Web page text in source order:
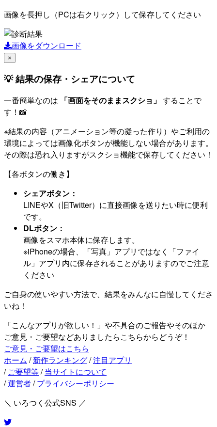
画像を長押し（PCは右クリック）して保存してください
画像をダウンロード
×
💡 結果の保存・シェアについて
一番簡単なのは 「画面をそのままスクショ」 することで
す！📸
※結果の内容（アニメーション等の凝った作り）やご利用の
環境によっては画像化ボタンが機能しない場合があります。
その際は恐れ入りますがスクショ機能で保存してください！
【各ボタンの働き】
シェアボタン：
LINEやX（旧Twitter）に直接画像を送りたい時に便利
です。
DLボタン：
画像をスマホ本体に保存します。
※iPhoneの場合、「写真」アプリではなく「ファイ
ル」アプリ内に保存されることがありますのでご注意
ください
ご自身の使いやすい方法で、結果をみんなに自慢してくださ
いね！
「こんなアプリが欲しい！」や不具合のご報告やそのほか
ご意見・ご要望などありましたらこちらからどうぞ！
ご意見・ご要望はこちら
ホーム / 新作ランキング/注目アプリ
/ ご要望等/ 当サイトについて
/運営者/ プライバシーポリシー
＼ いろつく公式SNS ／